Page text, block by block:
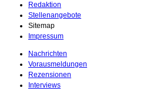
Redaktion
Stellenangebote
Sitemap
Impressum
Nachrichten
Vorausmeldungen
Rezensionen
Interviews